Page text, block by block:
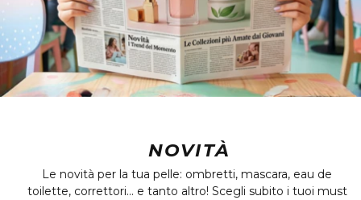
NOVITÀ
Le novità per la tua pelle: ombretti, mascara, eau de
toilette, correttori... e tanto altro! Scegli subito i tuoi must